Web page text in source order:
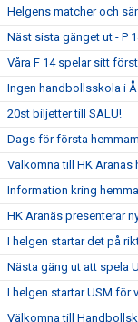
Helgens matcher och
Näst sista gänget ut - P
Våra F 14 spelar sitt
Ingen handbollsskola i
20st biljetter till SALU!
Dags för första
Välkomna till HK
Information kring
HK Aranäs presenterar
I helgen startar det på
Nästa gäng ut att spela
I helgen startar USM för
Välkomna till